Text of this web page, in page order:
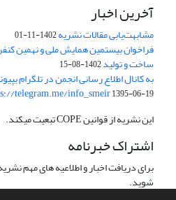
آخرین اخبار
مشابهت‌یابی مقالات نشریه1402-11-01
فراخوان بیستمین همایش ملی و نهمین
ساخت و تولید1402-08-15
به کانال اطلاع رسانی انجمن در تلگرام
telegram.me/info_smeir1395-06-19
این نشریه از قوانین COPE تبعیت میکند.
اشتراک خبرنامه
برای دریافت اخبار و اطلاعیه های مهم
شوید.